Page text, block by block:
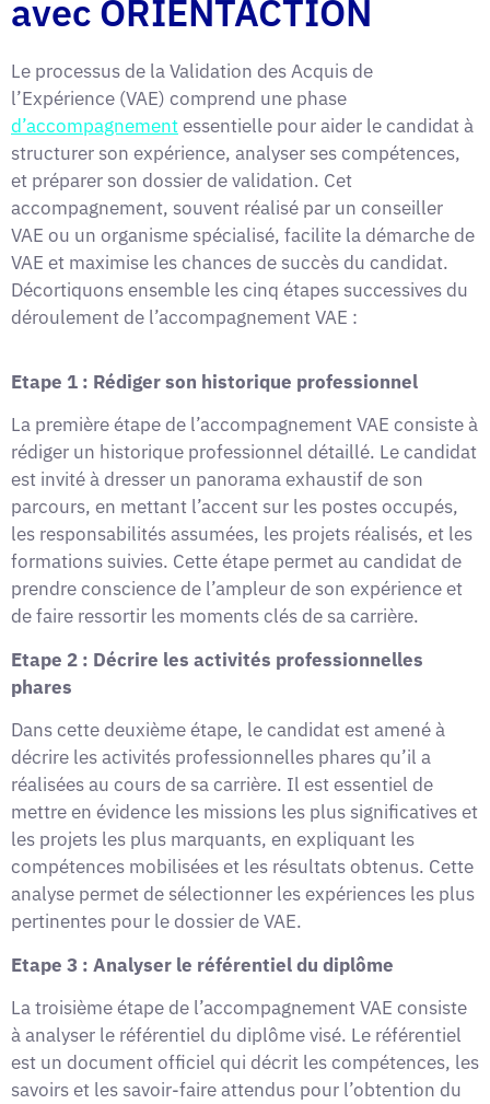
avec ORIENTACTION
Le processus de la Validation des Acquis de
l’Expérience (VAE) comprend une phase
d’accompagnementessentielle pour aider le candidat à
structurer son expérience, analyser ses compétences,
et préparer son dossier de validation. Cet
accompagnement, souvent réalisé par un conseiller
VAE ou un organisme spécialisé, facilite la démarche de
VAE et maximise les chances de succès du candidat.
Décortiquons ensemble les cinq étapes successives du
déroulement de l’accompagnement VAE :
Etape 1 : Rédiger son historique professionnel
La première étape de l’accompagnement VAE consiste à
rédiger un historique professionnel détaillé. Le candidat
est invité à dresser un panorama exhaustif de son
parcours, en mettant l’accent sur les postes occupés,
les responsabilités assumées, les projets réalisés, et les
formations suivies. Cette étape permet au candidat de
prendre conscience de l’ampleur de son expérience et
de faire ressortir les moments clés de sa carrière.
Etape 2 : Décrire les activités professionnelles
phares
Dans cette deuxième étape, le candidat est amené à
décrire les activités professionnelles phares qu’il a
réalisées au cours de sa carrière. Il est essentiel de
mettre en évidence les missions les plus significatives et
les projets les plus marquants, en expliquant les
compétences mobilisées et les résultats obtenus. Cette
analyse permet de sélectionner les expériences les plus
pertinentes pour le dossier de VAE.
Etape 3 : Analyser le référentiel du diplôme
La troisième étape de l’accompagnement VAE consiste
à analyser le référentiel du diplôme visé. Le référentiel
est un document officiel qui décrit les compétences, les
savoirs et les savoir-faire attendus pour l’obtention du